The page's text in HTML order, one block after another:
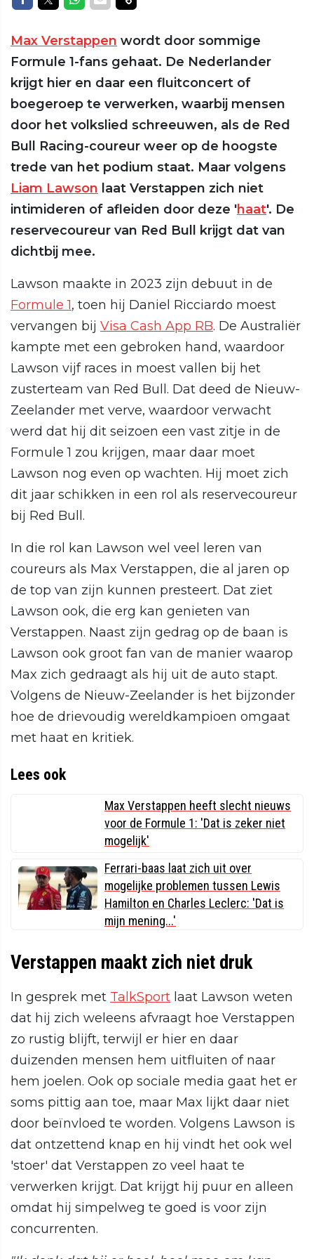
Max Verstappen wordt door sommige
Formule 1-fans gehaat. De Nederlander
krijgt hier en daar een fluitconcert of
boegeroep te verwerken, waarbij mensen
door het volkslied schreeuwen, als de Red
Bull Racing-coureur weer op de hoogste
trede van het podium staat. Maar volgens
Liam Lawson laat Verstappen zich niet
intimideren of afleiden door deze 'haat'. De
reservecoureur van Red Bull krijgt dat van
dichtbij mee.
Lawson maakte in 2023 zijn debuut in de
Formule 1, toen hij Daniel Ricciardo moest
vervangen bij Visa Cash App RB. De Australiër
kampte met een gebroken hand, waardoor
Lawson vijf races in moest vallen bij het
zusterteam van Red Bull. Dat deed de Nieuw-
Zeelander met verve, waardoor verwacht
werd dat hij dit seizoen een vast zitje in de
Formule 1 zou krijgen, maar daar moet
Lawson nog even op wachten. Hij moet zich
dit jaar schikken in een rol als reservecoureur
bij Red Bull.
In die rol kan Lawson wel veel leren van
coureurs als Max Verstappen, die al jaren op
de top van zijn kunnen presteert. Dat ziet
Lawson ook, die erg kan genieten van
Verstappen. Naast zijn gedrag op de baan is
Lawson ook groot fan van de manier waarop
Max zich gedraagt als hij uit de auto stapt.
Volgens de Nieuw-Zeelander is het bijzonder
hoe de drievoudig wereldkampioen omgaat
met haat en kritiek.
Lees ook
Max Verstappen heeft slecht nieuws
voor de Formule 1: 'Dat is zeker niet
mogelijk'
Ferrari-baas laat zich uit over
mogelijke problemen tussen Lewis
Hamilton en Charles Leclerc: 'Dat is
mijn mening...'
Verstappen maakt zich niet druk
In gesprek met TalkSport laat Lawson weten
dat hij zich weleens afvraagt hoe Verstappen
zo rustig blijft, terwijl er hier en daar
duizenden mensen hem uitfluiten of naar
hem joelen. Ook op sociale media gaat het er
soms pittig aan toe, maar Max lijkt daar niet
door beïnvloed te worden. Volgens Lawson is
dat ontzettend knap en hij vindt het ook wel
'stoer' dat Verstappen zo veel haat te
verwerken krijgt. Dat krijgt hij puur en alleen
omdat hij simpelweg te goed is voor zijn
concurrenten.